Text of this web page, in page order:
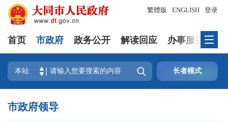
登录
繁體版 ENGLISH
首页 市政府 政务公开 解读回应 办事服务
本站  长者模式
市政府领导